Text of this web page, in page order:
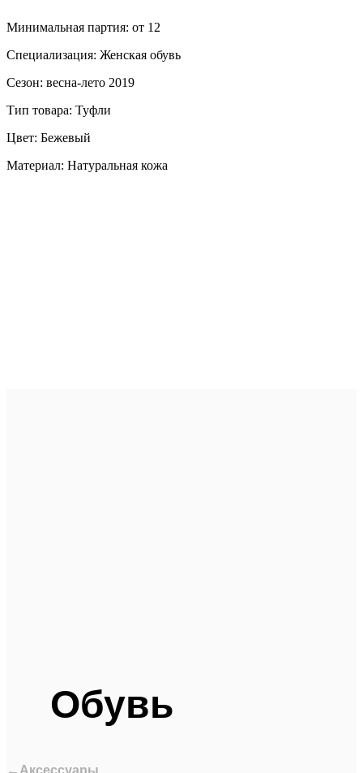
Минимальная партия: от 12
Специализация: Женская обувь
Сезон: весна-лето 2019
Тип товара: Туфли
Цвет: Бежевый
Материал: Натуральная кожа
Обувь
←Аксессуары